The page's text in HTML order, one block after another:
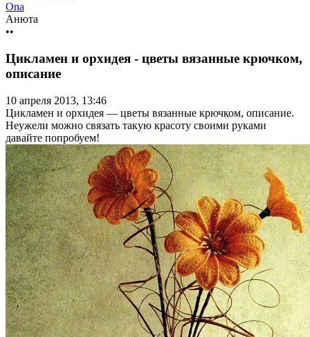
Ona
Анюта
••
Цикламен и орхидея - цветы вязанные крючком,
описание
10 апреля 2013, 13:46
Цикламен и орхидея — цветы вязанные крючком, описание.
Неужели можно связать такую красоту своими руками
давайте попробуем!